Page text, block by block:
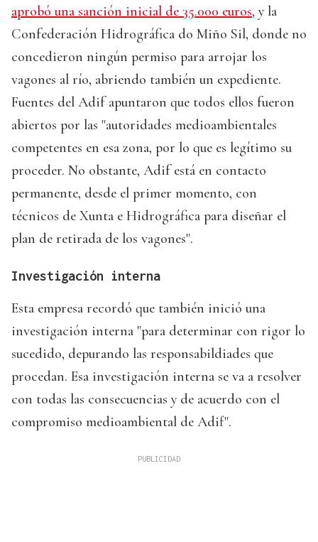
aprobó una sanción inicial de 35.000 euros, y la
Confederación Hidrográfica do Miño Sil, donde no
concedieron ningún permiso para arrojar los
vagones al río, abriendo también un expediente.
Fuentes del Adif apuntaron que todos ellos fueron
abiertos por las "autoridades medioambientales
competentes en esa zona, por lo que es legítimo su
proceder. No obstante, Adif está en contacto
permanente, desde el primer momento, con
técnicos de Xunta e Hidrográfica para diseñar el
plan de retirada de los vagones".
Investigación interna
Esta empresa recordó que también inició una
investigación interna "para determinar con rigor lo
sucedido, depurando las responsabildiades que
procedan. Esa investigación interna se va a resolver
con todas las consecuencias y de acuerdo con el
compromiso medioambiental de Adif".